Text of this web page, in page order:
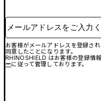
メールアドレスをご入力く
お客様がメールアドレスを登録さ
同意したことになります。
RHINOSHIELD はお客様の登録情
ーに従って管理しております。